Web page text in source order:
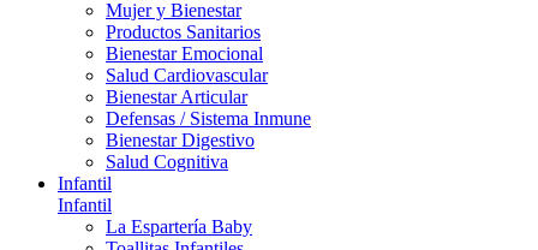
Mujer y Bienestar
Productos Sanitarios
Bienestar Emocional
Salud Cardiovascular
Bienestar Articular
Defensas / Sistema Inmune
Bienestar Digestivo
Salud Cognitiva
Infantil
Infantil
La Espartería Baby